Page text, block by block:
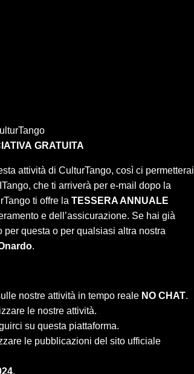
GRATUITA
attività di CulturTango, così ci permetterai
che ti arriverà per e-mail dopo la
ti offre la TESSERA ANNUALE
e dell’assicurazione. Se hai già
per questa o per qualsiasi altra nostra
.
nostre attività in tempo reale NO CHAT.
le nostre attività.
su questa piattaforma.
le pubblicazioni del sito ufficiale